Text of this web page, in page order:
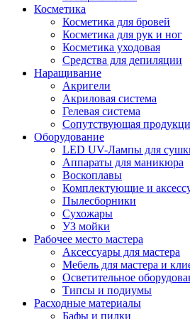
Косметика
Косметика для бровей
Косметика для рук и ног
Косметика уходовая
Средства для депиляции
Наращивание
Акригели
Акриловая система
Гелевая система
Сопутствующая
Оборудование
LED UV-Лампы для
Аппараты для маникюра
Воскоплавы
Комплектующие и
Пылесборники
Сухожары
УЗ мойки
Рабочее место мастера
Аксессуары для мастера
Мебель для мастера и
Осветительное
Типсы и подиумы
Расходные материалы
Бафы и пилки